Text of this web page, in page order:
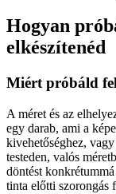
Hogyan
elkészítenéd
Miért próbáld
A méret és az
egy darab, ami a
kivehetőséghez,
testeden, valós
döntést
tinta előtti szorongás